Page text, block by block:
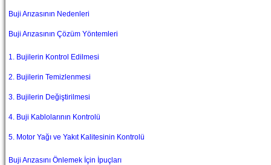
Buji Arızasının Nedenleri
Buji Arızasının Çözüm Yöntemleri
1. Bujilerin Kontrol Edilmesi
2. Bujilerin Temizlenmesi
3. Bujilerin Değiştirilmesi
4. Buji Kablolarının Kontrolü
5. Motor Yağı ve Yakıt Kalitesinin Kontrolü
Buji Arızasını Önlemek İçin İpuçları